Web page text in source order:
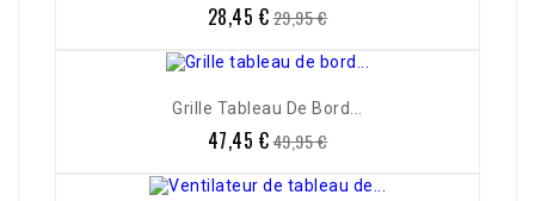
Prix
28,45 € Prix
base
29,95 €
Grille Tableau De Bord...
Prix
47,45 € Prix
base
49,95 €